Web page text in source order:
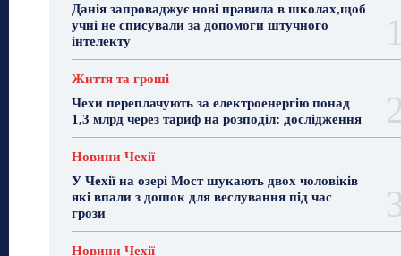
Данія запроваджує нові правила в школах,щоб
учні не списували за допомоги штучного
інтелекту
Життя та гроші
Чехи переплачують за електроенергію понад
1,3 млрд через тариф на розподіл: дослідження
Новини Чехії
У Чехії на озері Мост шукають двох чоловіків
які впали з дошок для веслування під час
грози
Новини Чехії